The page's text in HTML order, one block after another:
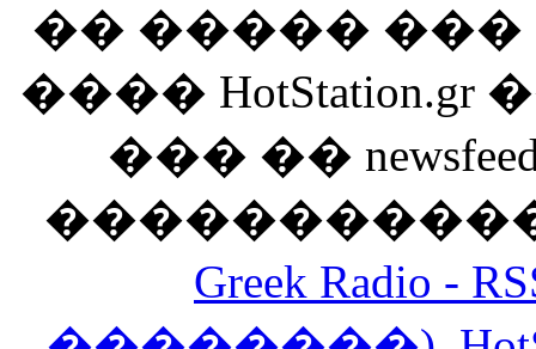
�� �����
����
��� ��
Greek Radio